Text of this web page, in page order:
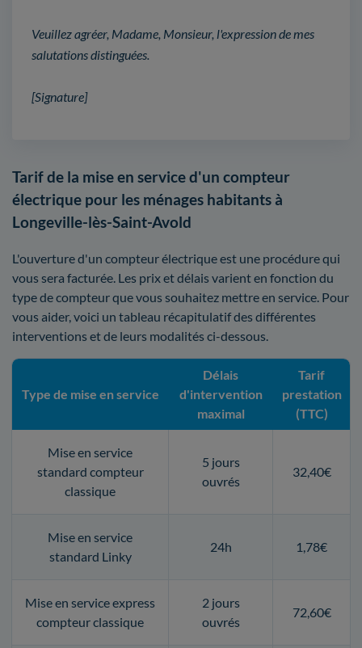
Veuillez agréer, Madame, Monsieur, l'expression de mes
salutations distinguées.
[Signature]
Tarif de la mise en service d'un compteur
électrique pour les ménages habitants à
Longeville-lès-Saint-Avold
L'ouverture d'un compteur électrique est une procédure qui
vous sera facturée. Les prix et délais varient en fonction du
type de compteur que vous souhaitez mettre en service. Pour
vous aider, voici un tableau récapitulatif des différentes
interventions et de leurs modalités ci-dessous.
Type de mise en service
Délais
d'intervention
maximal
Tarif
prestation
(TTC)
Mise en service
standard compteur
classique
5 jours
ouvrés
32,40€
Mise en service
standard Linky
24h 1,78€
Mise en service express
compteur classique
2 jours
ouvrés
72,60€